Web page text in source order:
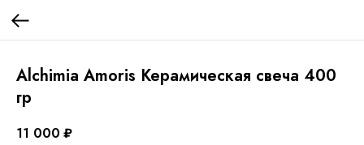
Alchimia Amoris Керамическая свеча 400
гр
11 000 ₽